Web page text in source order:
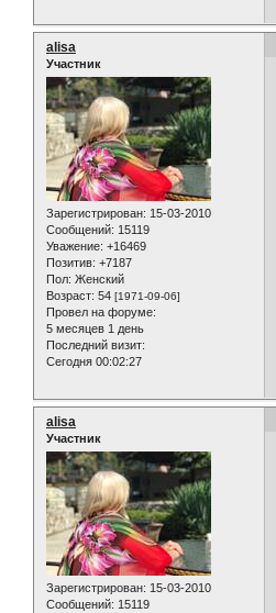
alisa
Участник
Зарегистрирован: 15-03-2010
Сообщений: 15119
Уважение: +16469
Позитив: +7187
Пол: Женский
Возраст: 54 [1971-09-06]
Провел на форуме:
5 месяцев 1 день
Последний визит:
Сегодня 00:02:27
alisa
Участник
Зарегистрирован: 15-03-2010
Сообщений: 15119